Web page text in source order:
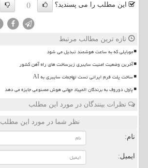
این مطلب را می پسندید؟ ()
تازه ترین مطالب مرتبط
موبایلی که به ساعت هوشمند تبدیل می شود
آخرین وضعیت امنیت سایبری زیرساخت های راه آهن کشور
ساخت پلت فرم ایرانی تست تهاجمات سایبری به AI
پاول دوروف به برندگان المپیاد جهانی هوش مصنوعی جایزه می دهد
نظرات بینندگان در مورد این مطلب
نظر شما در مورد این مطلب
نام:
ایمیل: